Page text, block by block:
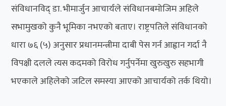
संविधानविद् डा. भीमार्जुन आचार्यले संविधानबमोजिम अहिले
सभामुखको कुनै भूमिका नभएको बताए। राष्ट्रपतिले संविधानको
धारा ७६ (५) अनुसार प्रधानमन्त्रीमा दाबी पेस गर्न आह्वान गर्दा नै
विपक्षी दलले त्यस कदमको विरोध गर्नुपर्नेमा खुरुखुरु सहभागी
भएकाले अहिलेको जटिल समस्या आएको आचार्यको तर्क थियो।